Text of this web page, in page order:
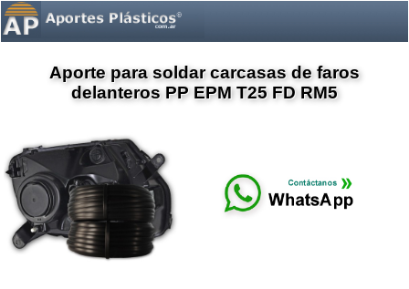
Aporte para soldar carcasas de faros
delanteros PP EPM T25 FD RM5